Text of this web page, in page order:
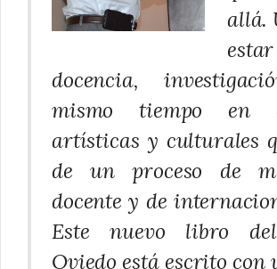
allá.
docencia,
mismo tiempo en
artísticas y culturales
de un proceso de
docente y de
Este nuevo libro
Oviedo está escrito con